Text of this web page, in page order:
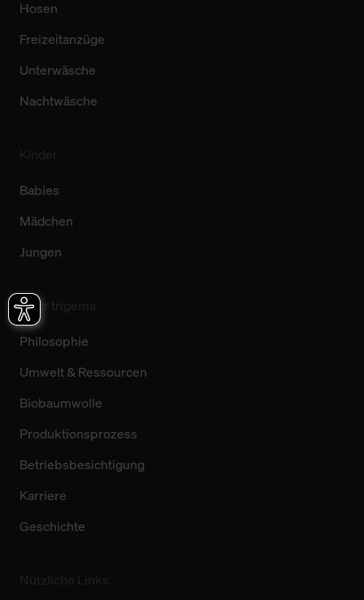
Hosen
Freizeitanzüge
Unterwäsche
Nachtwäsche
Babies
Mädchen
Jungen
Über trigema
Philosophie
Umwelt & Ressourcen
Biobaumwolle
Produktionsprozess
Betriebsbesichtigung
Karriere
Geschichte